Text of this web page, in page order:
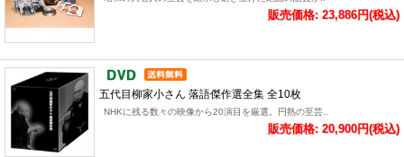
販売価格: 23,886円(税込)
五代目柳家小さん 落語傑作選全集 全10枚
NHKに残る数々の映像から20演目を厳選。円熟の至芸..
販売価格: 20,900円(税込)